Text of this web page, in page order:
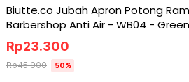
Biutte.co Jubah Apron Potong
Barbershop Anti Air - WB04 - Green
Rp23.300
Rp45.900 50%